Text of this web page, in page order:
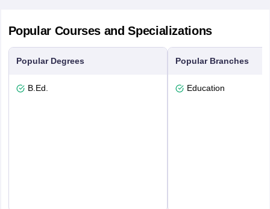
Popular Courses and Specializations
Popular Degrees
B.Ed.
Popular Branches
Education